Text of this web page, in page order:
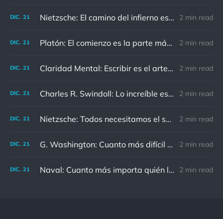
DIC. 21 Nietzsche: El camino del infierno está asfaltado de buenas intenciones. 2 min read
DIC. 21 Platón: El comienzo es la parte más importante del trabajo 2 min read
DIC. 21 Claridad Mental: Escribir es el arte de calmar y despejar la mente. 2 min read
DIC. 21 Charles R. Swindoll: Lo increíble es que cada día podemos elegir la actitud que adoptaremos. 2 min read
DIC. 21 Nietzsche: Todos necesitamos el sentido de culpa, pero nadie necesita sentirse culpable. 2 min read
DIC. 21 G. Washington: Cuanto más difícil es el conflicto, mayor es el triunfo. 2 min read
DIC. 21 Naval: Cuanto más importa quién lo ha dicho, menos importa en realidad 2 min read